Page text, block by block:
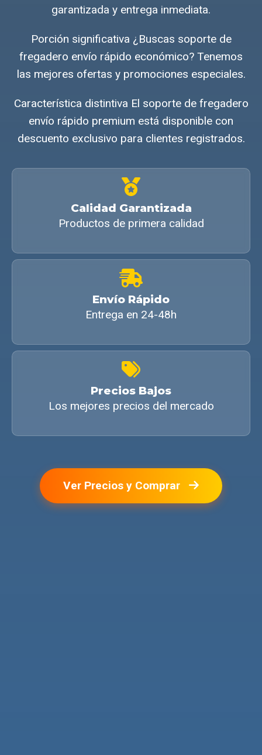
garantizada y entrega inmediata.
Porción significativa ¿Buscas soporte de
fregadero envío rápido económico? Tenemos
las mejores ofertas y promociones especiales.
Característica distintiva El soporte de fregadero
envío rápido premium está disponible con
descuento exclusivo para clientes registrados.
Calidad Garantizada
Productos de primera calidad
Envío Rápido
Entrega en 24-48h
Precios Bajos
Los mejores precios del mercado
Ver Precios y Comprar